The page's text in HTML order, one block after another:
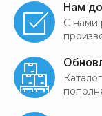
Нам
С нами